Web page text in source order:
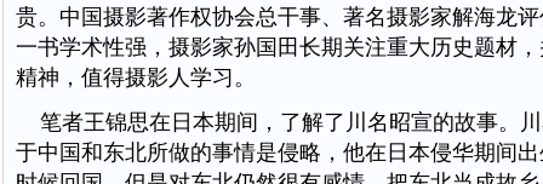
贵。中国摄影著作权协会总干事、著名摄影家解海龙
一书学术性强，摄影家孙国田长期关注重大历史题材
精神，值得摄影人学习。
笔者王锦思在日本期间，了解了川名昭宣的故事。
于中国和东北所做的事情是侵略，他在日本侵华期间